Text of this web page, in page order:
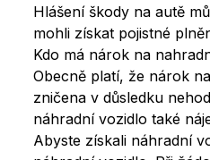
Hlášení škody na autě
mohli získat pojistné
Kdo má nárok na
Obecně platí, že nárok
zničena v důsledku
náhradní vozidlo také
Abyste získali náhradní